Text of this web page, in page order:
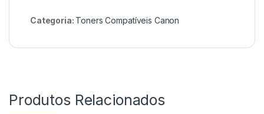
Categoria: Toners Compatíveis Canon
Produtos Relacionados